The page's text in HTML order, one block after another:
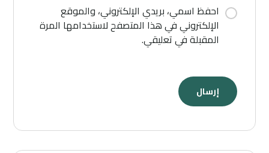
احفظ اسمي، بريدي الإلكتروني، والموقع
الإلكتروني في هذا المتصفح لاستخدامها المرة
المقبلة في تعليقي.